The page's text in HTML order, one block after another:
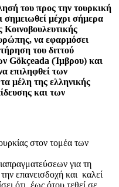
του προς την τουρκική
σημειωθεί μέχρι σήμερα
να εφαρμόσει
του διττού
Gökçeada (Ίμβρου) και
επιληφθεί των
μέλη της ελληνικής
και των
στον τομέα των
για τη
επανεισδοχή και καλεί
ότι, έως ότου τεθεί σε